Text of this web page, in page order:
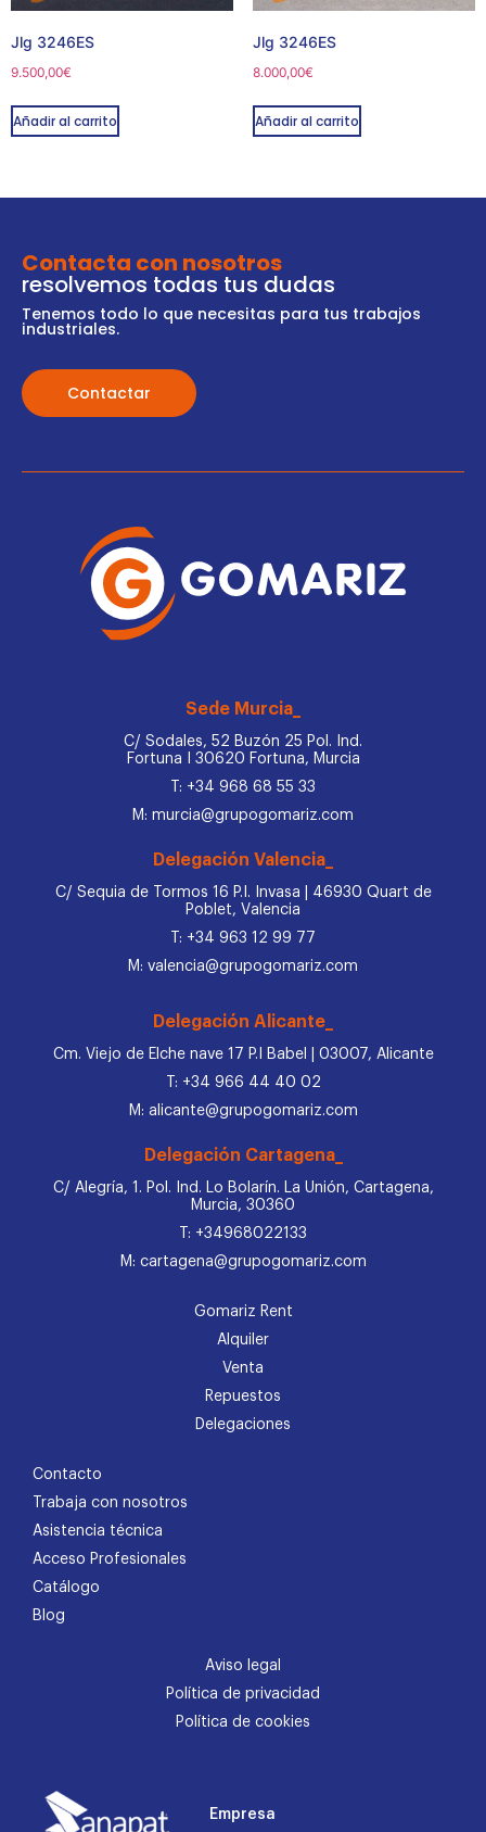
Jlg 3246ES
9.500,00€
Añadir al carrito
Jlg 3246ES
8.000,00€
Añadir al carrito
Contacta con nosotros
resolvemos todas tus dudas
Tenemos todo lo que necesitas para tus trabajos
industriales.
Contactar
Sede Murcia_
C/ Sodales, 52 Buzón 25 Pol. Ind.
Fortuna I 30620 Fortuna, Murcia
T: +34 968 68 55 33
M: murcia@grupogomariz.com
Delegación Valencia_
C/ Sequia de Tormos 16 P.I. Invasa | 46930 Quart de
Poblet, Valencia
T: +34 963 12 99 77
M: valencia@grupogomariz.com
Delegación Alicante_
Cm. Viejo de Elche nave 17 P.I Babel | 03007, Alicante
T: +34 966 44 40 02
M: alicante@grupogomariz.com
Delegación Cartagena_
C/ Alegría, 1. Pol. Ind. Lo Bolarín. La Unión, Cartagena,
Murcia, 30360
T: +34968022133
M: cartagena@grupogomariz.com
Gomariz Rent
Alquiler
Venta
Repuestos
Delegaciones
Contacto
Trabaja con nosotros
Asistencia técnica
Acceso Profesionales
Catálogo
Blog
Aviso legal
Política de privacidad
Política de cookies
Empresa